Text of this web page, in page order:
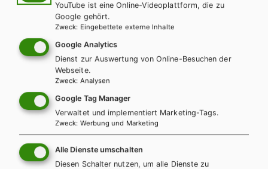
karin.ritz@hpt.at
LEHRERSERVICE
Elisabeth Gettinger
+ 43 1 403 77 77 164
elisabeth.gettinger@hpt.at
YouTube ist eine Online-Videoplattform, die zu
Google gehört.
Zweck: Eingebettete externe Inhalte
Google Analytics
Dienst zur Auswertung von Online-Besuchen der
Webseite.
Zweck: Analysen
Google Tag Manager
Verwaltet und implementiert Marketing-Tags.
Zweck: Werbung und Marketing
Alle Dienste umschalten
Diesen Schalter nutzen, um alle Dienste zu